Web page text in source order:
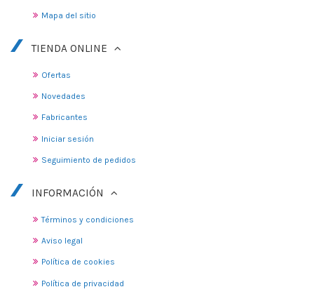
Mapa del sitio
TIENDA ONLINE
Ofertas
Novedades
Fabricantes
Iniciar sesión
Seguimiento de pedidos
INFORMACIÓN
Términos y condiciones
Aviso legal
Política de cookies
Política de privacidad